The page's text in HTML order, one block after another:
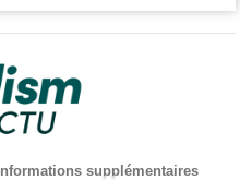
Informations supplémentaires